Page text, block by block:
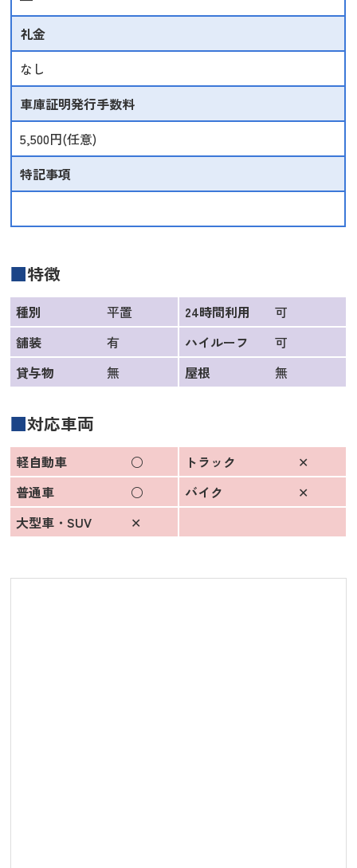
礼金
なし
車庫証明発行手数料
5,500円(任意)
特記事項
特徴
種別 平置 24時間利用
可
舗装
有 ハイルーフ
可
貸与物
無 屋根 無
対応車両
軽自動車 ○ トラック
✕
普通車
○ バイク
✕
大型車・SUV
✕